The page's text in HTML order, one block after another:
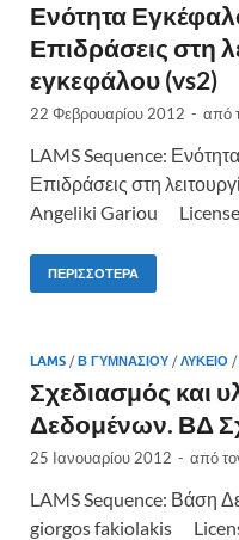
Ενότητα
Επιδράσεις στη
εγκεφάλου (vs2)
22 Φεβρουαρίου 2012 - από
LAMS Sequence:
Επιδράσεις στη
Angeliki Gariou
ΠΕΡΙΣΣΌΤΕΡΑ
LAMS /Β ΓΥΜΝΑΣΊΟΥ /ΛΎΚΕΙΟ /
Σχεδιασμός και
Δεδομένων. ΒΔ
25 Ιανουαρίου 2012 - από
LAMS Sequence: Βάση
giorgos fakiolakis